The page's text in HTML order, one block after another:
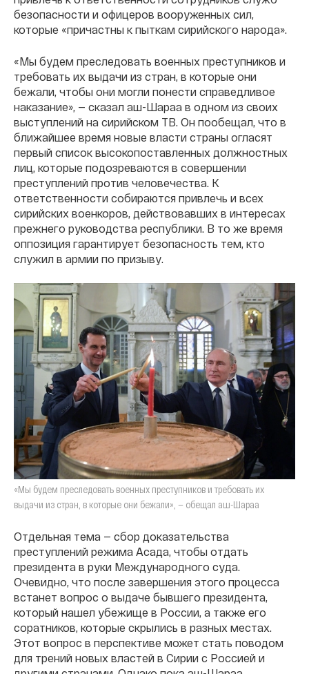
безопасности и офицеров вооруженных сил,
которые «причастны к пыткам сирийского народа».
«Мы будем преследовать военных преступников и
требовать их выдачи из стран, в которые они
бежали, чтобы они могли понести справедливое
наказание», — сказал аш-Шараа в одном из своих
выступлений на сирийском ТВ. Он пообещал, что в
ближайшее время новые власти страны огласят
первый список высокопоставленных должностных
лиц, которые подозреваются в совершении
преступлений против человечества. К
ответственности собираются привлечь и всех
сирийских военкоров, действовавших в интересах
прежнего руководства республики. В то же время
оппозиция гарантирует безопасность тем, кто
служил в армии по призыву.
«Мы будем преследовать военных преступников и требовать их
выдачи из стран, в которые они бежали», — обещал аш-Шараа
Отдельная тема — сбор доказательства
преступлений режима Асада, чтобы отдать
президента в руки Международного суда.
Очевидно, что после завершения этого процесса
встанет вопрос о выдаче бывшего президента,
который нашел убежище в России, а также его
соратников, которые скрылись в разных местах.
Этот вопрос в перспективе может стать поводом
для трений новых властей в Сирии с Россией и